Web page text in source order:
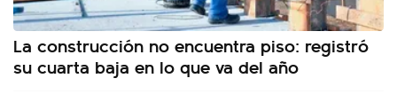
La construcción no encuentra piso: registró
su cuarta baja en lo que va del año